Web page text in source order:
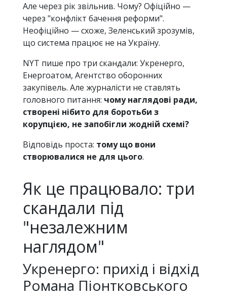
Але через рік звільнив. Чому? Офіційно —
через "конфлікт бачення реформи".
Неофіційно — схоже, Зеленський зрозумів,
що система працює не на Україну.
NYT пише про три скандали: Укренерго,
Енергоатом, Агентство оборонних
закупівель. Але журналісти не ставлять
головного питання: чому наглядові ради,
створені нібито для боротьби з
корупцією, не запобігли жодній схемі?
Відповідь проста: тому що вони
створювалися не для цього.
Як це працювало: три
скандали під
"незалежним
наглядом"
Укренерго: прихід і відхід
Романа Піонтковського